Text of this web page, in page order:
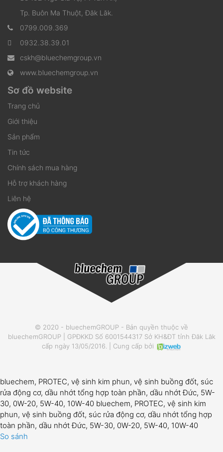
Tp. Buôn Ma Thuột, Đăk Lăk.
0799.009.369
0932.38.39.01
cskh@bluechemgroup.vn
www.bluechemgroup.vn
Sơ đồ website
Trang chủ
Giới thiệu
Sản phẩm
Tin tức
Chính sách mua hàng
Hỗ trợ khách hàng
Liên hệ
© 2020 - bluechemGROUP - Bản quyền thuộc về
bluechemGROUP | GPĐKKD Số 6001544317 Sở KH&ĐT tỉnh Đăk Lăk
cấp ngày 13/05/2016. | Cung cấp bởi
bluechem, PROTEC, vệ sinh kim phun, vệ sinh buồng đốt, súc
rửa động cơ, dầu nhớt tổng hợp toàn phần, dầu nhớt Đức, 5W-
30, 0W-20, 5W-40, 10W-40 bluechem, PROTEC, vệ sinh kim
phun, vệ sinh buồng đốt, súc rửa động cơ, dầu nhớt tổng hợp
toàn phần, dầu nhớt Đức, 5W-30, 0W-20, 5W-40, 10W-40
So sánh